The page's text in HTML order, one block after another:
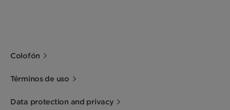
Colofón
Términos de uso
Data protection and privacy